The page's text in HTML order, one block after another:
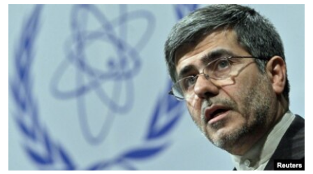
فرکانس‌ها
گزارش‌های تصویری
گزارش‌های ویدئویی
زنان فردا
English
به ما بپیوندید